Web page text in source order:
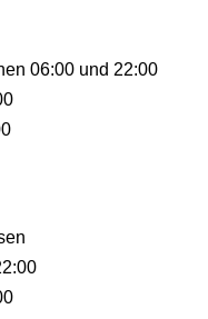
06:00 und 22:00